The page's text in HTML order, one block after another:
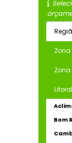
Zona
Zona
Bom